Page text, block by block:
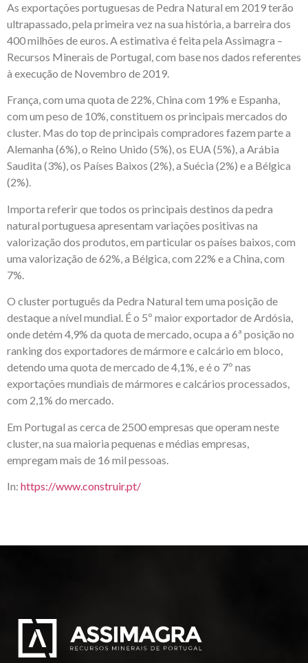
As exportações portuguesas de Pedra Natural em 2019 terão
ultrapassado, pela primeira vez na sua história, a barreira dos
400 milhões de euros. A estimativa é feita pela Assimagra –
Recursos Minerais de Portugal, com base nos dados referentes
à execução de Novembro de 2019.
França, com uma quota de 22%, China com 19% e Espanha,
com um peso de 10%, constituem os principais mercados do
cluster. Mas do top de principais compradores fazem parte a
Alemanha (6%), o Reino Unido (5%), os EUA (5%), a Arábia
Saudita (3%), os Países Baixos (2%), a Suécia (2%) e a Bélgica
(2%).
Importa referir que todos os principais destinos da pedra
natural portuguesa apresentam variações positivas na
valorização dos produtos, em particular os países baixos, com
uma valorização de 62%, a Bélgica, com 22% e a China, com
7%.
O cluster português da Pedra Natural tem uma posição de
destaque a nível mundial. É o 5º maior exportador de Ardósia,
onde detém 4,9% da quota de mercado, ocupa a 6ª posição no
ranking dos exportadores de mármore e calcário em bloco,
detendo uma quota de mercado de 4,1%, e é o 7º nas
exportações mundiais de mármores e calcários processados,
com 2,1% do mercado.
Em Portugal as cerca de 2500 empresas que operam neste
cluster, na sua maioria pequenas e médias empresas,
empregam mais de 16 mil pessoas.
In: https://www.construir.pt/